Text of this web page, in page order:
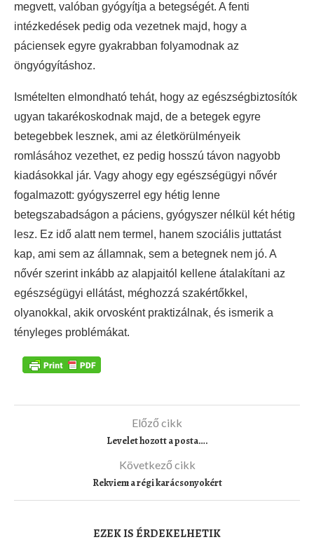
megvett, valóban gyógyítja a betegségét. A fenti
intézkedések pedig oda vezetnek majd, hogy a
páciensek egyre gyakrabban folyamodnak az
öngyógyításhoz.
Ismételten elmondható tehát, hogy az egészségbiztosítók
ugyan takarékoskodnak majd, de a betegek egyre
betegebbek lesznek, ami az életkörülményeik
romlásához vezethet, ez pedig hosszú távon nagyobb
kiadásokkal jár. Vagy ahogy egy egészségügyi nővér
fogalmazott: gyógyszerrel egy hétig lenne
betegszabadságon a páciens, gyógyszer nélkül két hétig
lesz. Ez idő alatt nem termel, hanem szociális juttatást
kap, ami sem az államnak, sem a betegnek nem jó. A
nővér szerint inkább az alapjaitól kellene átalakítani az
egészségügyi ellátást, méghozzá szakértőkkel,
olyanokkal, akik orvosként praktizálnak, és ismerik a
tényleges problémákat.
Előző cikk
Levelet hozott a posta….
Következő cikk
Rekviem a régi karácsonyokért
EZEK IS ÉRDEKELHETIK